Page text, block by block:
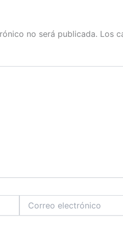
no será publicada. Los
electrónico